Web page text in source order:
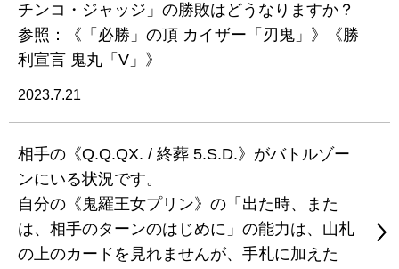
チンコ・ジャッジ」の勝敗はどうなりますか？
参照：《「必勝」の頂 カイザー「刃鬼」》《勝
利宣言 鬼丸「V」》
2023.7.21
相手の《Q.Q.QX. / 終葬 5.S.D.》がバトルゾー
ンにいる状況です。
自分の《鬼羅王女プリン》の「出た時、また
は、相手のターンのはじめに」の能力は、山札
の上のカードを見れませんが、手札に加えた